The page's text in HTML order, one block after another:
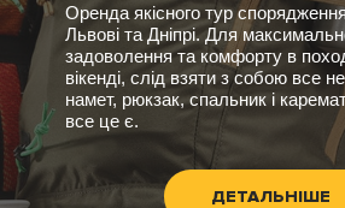
Оренда якісного тур
Львові та Дніпрі. Для
задоволення та комфорту в
вікенді, слід взяти з собою все
намет, рюкзак, спальник і
все це є.
ДЕТАЛЬНІШЕ